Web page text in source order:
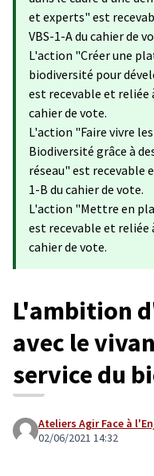
et experts​​" est
VBS-1-A du cahier de
L'action "Créer une
biodiversité pour
est recevable et reliée
cahier de vote.
L'action "Faire vivre
Biodiversité grâce à
réseau" est recevable
1-B du cahier de vote.
L'action "Mettre en
est recevable et reliée
cahier de vote.
L'ambition
avec le
service du
Ateliers Agir Face à
02/06/2021 14:32